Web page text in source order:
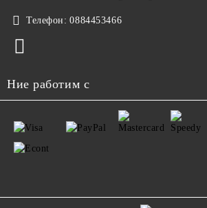
Телефон: 0884453466
Ние работим с